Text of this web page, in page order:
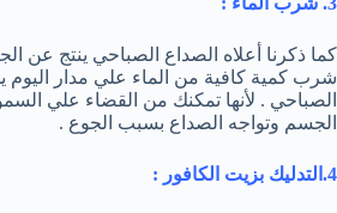
كما ذكرنا أعلاه الصداع الصباحي ينتج عن
شرب كمية كافية من الماء علي مدار
الصباحي . لأنها تمكنك من القضاء علي
الجسم وتواجه الصداع بسبب الجوع .
4.التدليك بزيت الكافور :